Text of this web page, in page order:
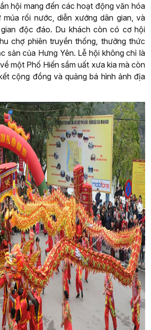
hội mang đến các hoạt động văn hóa
múa rối nước, diễn xướng dân gian, và
độc đáo. Du khách còn có cơ hội
chợ phiên truyền thống, thưởng thức
sản của Hưng Yên. Lễ hội không chỉ là
một Phố Hiến sầm uất xưa kia mà còn
cộng đồng và quảng bá hình ảnh địa